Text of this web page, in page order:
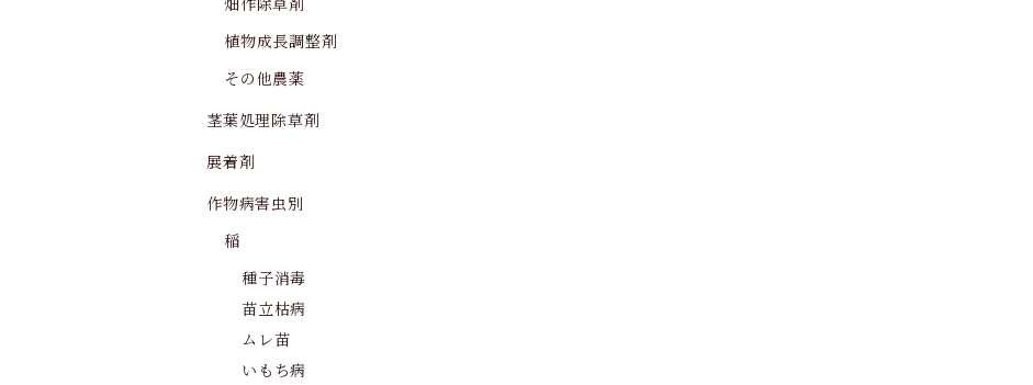
畑作除草剤
植物成長調整剤
その他農薬
茎葉処理除草剤
展着剤
作物病害虫別
稲
種子消毒
苗立枯病
ムレ苗
いもち病